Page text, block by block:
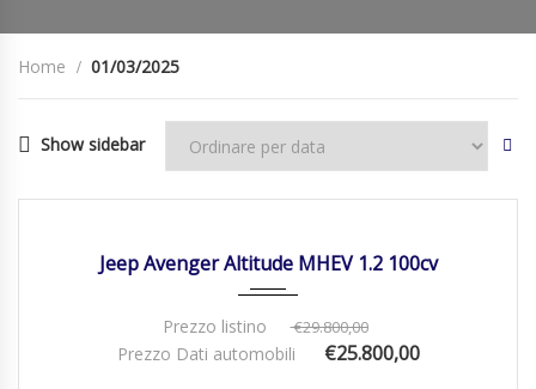
Home 01/03/2025
Show sidebar
Jeep Avenger Altitude MHEV 1.2 100cv
Prezzo listino €29.800,00
Prezzo Dati automobili €25.800,00